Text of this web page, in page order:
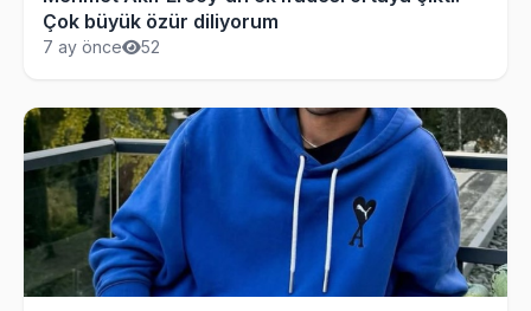
Çok büyük özür diliyorum
7 ay önce 52